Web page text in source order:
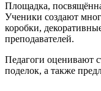
Площадка,
Ученики создают
коробки,
преподавателей.
Педагоги оценивают
поделок, а также